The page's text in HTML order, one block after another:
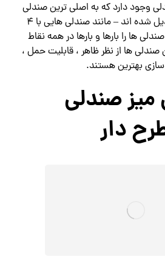
وجود دارد که به اصلی ترین صندلی
های رویدادهای خاص تبدیل شده اند – مانند صندلی هایی با 4
ها را بارها و بارها در همه نقاط
صندلی ها از نظر ظاهر ، قابلیت حمل ،
بهترین هستند.
صندلی
دار